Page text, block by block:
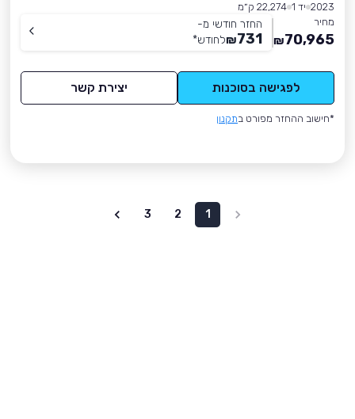
2023 יד 1
22,274 ק״מ
מחיר
70,965
₪
החזר חודשי מ-
731
₪לחודש*
לפגישה בסוכנות יצירת קשר
*חישוב ההחזר מפורט בתקנון
1
2
3